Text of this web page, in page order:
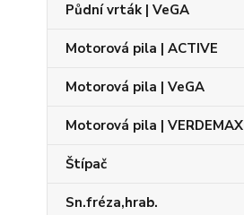
Půdní vrták | VeGA
Motorová pila | ACTIVE
Motorová pila | VeGA
Motorová pila | VERDEMAX
Štípač
Sn.fréza,hrab.